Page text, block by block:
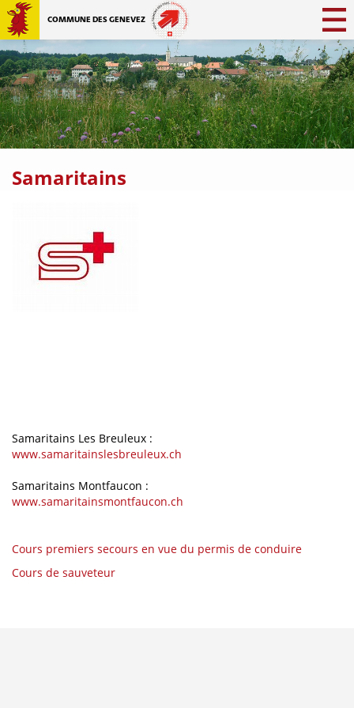
COMMUNE DES GENEVEZ
Samaritains
Samaritains Les Breuleux :
www.samaritainslesbreuleux.ch
Samaritains Montfaucon :
www.samaritainsmontfaucon.ch
Cours premiers secours en vue du permis de conduire
Cours de sauveteur